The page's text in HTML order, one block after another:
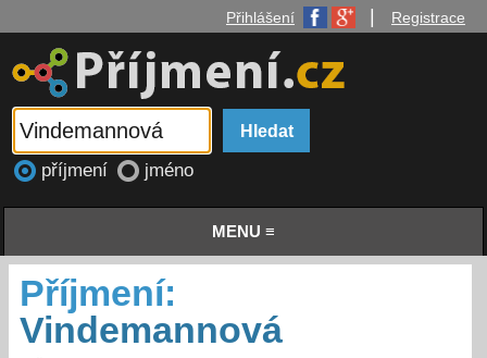
Přihlášení Registrace
příjmení jméno
MENU ≡
Příjmení:
Vindemannová